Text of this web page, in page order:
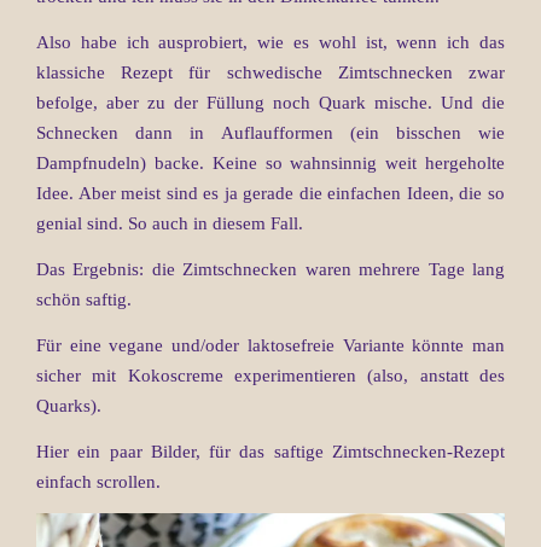
Also habe ich ausprobiert, wie es wohl ist, wenn ich das
klassiche Rezept für schwedische Zimtschnecken zwar
befolge, aber zu der Füllung noch Quark mische. Und die
Schnecken dann in Auflaufformen (ein bisschen wie
Dampfnudeln) backe. Keine so wahnsinnig weit hergeholte
Idee. Aber meist sind es ja gerade die einfachen Ideen, die so
genial sind. So auch in diesem Fall.
Das Ergebnis: die Zimtschnecken waren mehrere Tage lang
schön saftig.
Für eine vegane und/oder laktosefreie Variante könnte man
sicher mit Kokoscreme experimentieren (also, anstatt des
Quarks).
Hier ein paar Bilder, für das saftige Zimtschnecken-Rezept
einfach scrollen.